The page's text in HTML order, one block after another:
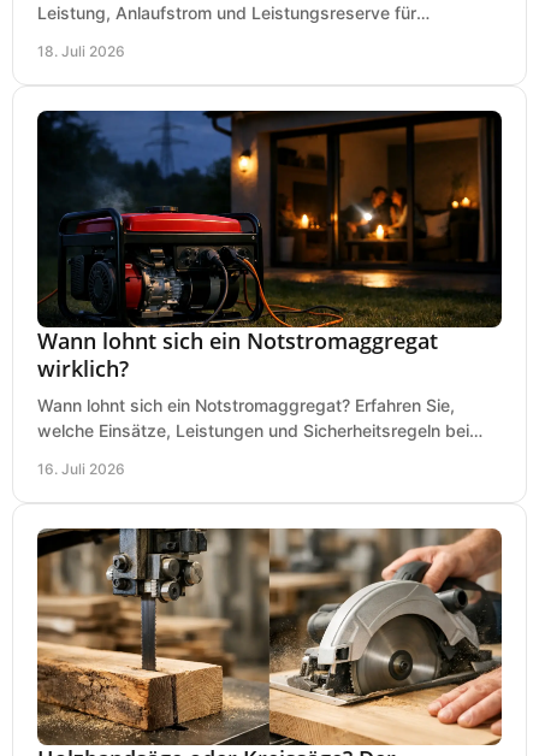
Leistung, Anlaufstrom und Leistungsreserve für
18. Juli 2026
Wann lohnt sich ein Notstromaggregat
wirklich?
Wann lohnt sich ein Notstromaggregat? Erfahren Sie,
welche Einsätze, Leistungen und Sicherheitsregeln bei
16. Juli 2026